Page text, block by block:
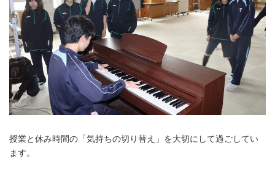
授業と休み時間の「気持ちの切り替え」を大切にして過ごしてい
ます。